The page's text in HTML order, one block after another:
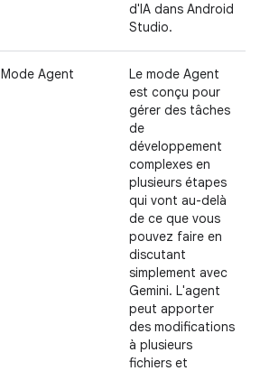
d'IA dans Android
Studio.
Mode Agent
Le mode Agent
est conçu pour
gérer des tâches
de
développement
complexes en
plusieurs étapes
qui vont au-delà
de ce que vous
pouvez faire en
discutant
simplement avec
Gemini. L'agent
peut apporter
des modifications
à plusieurs
fichiers et